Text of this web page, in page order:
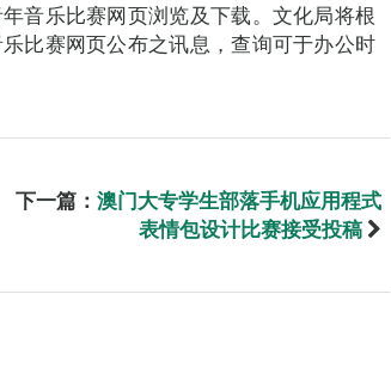
音乐比赛网页浏览及下载。文化局将根
比赛网页公布之讯息，查询可于办公时
下一篇： 澳门大专学生部落手机应用程式
表情包设计比赛接受投稿